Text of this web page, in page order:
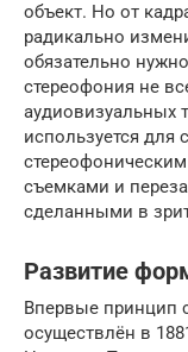
объект. Но от
радикально
обязательно
стереофония не
аудиовизуальных
используется
съемками и
сделанными в
Развитие
Впервые принцип
осуществлён в